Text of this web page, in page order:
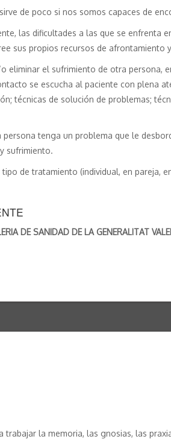
de poco si nos somos capaces de
las dificultades a las que se enfrenta
sus propios recursos de afrontamiento
eliminar el sufrimiento de otra persona,
se escucha al paciente con plena
técnicas de solución de problemas;
tenga un problema que le
sufrimiento.
de tratamiento (individual, en pareja,
DE SANIDAD DE LA GENERALITAT
la memoria, las gnosias, las